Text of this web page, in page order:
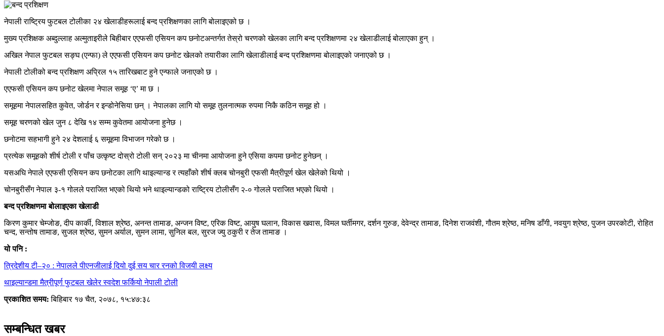
नेपाली राष्ट्रिय फुटबल टोलीका २४ खेलाडीहरूलाई बन्द प्रशिक्षणका लागि बोलाइएको छ ।
मुख्य प्रशिक्षक अब्दुल्लाह अल्मुताइरीले बिहीबार एएफसी एसियन कप छनोटअन्तर्गत तेस्रो चरणको खेलका लागि बन्द प्रशिक्षणमा २४ खेलाडीलाई बोलाएका हुन् ।
अखिल नेपाल फुटबल सङ्घ (एन्फा) ले एएफसी एसियन कप छनोट खेलको तयारीका लागि खेलाडीलाई बन्द प्रशिक्षणमा बोलाइएको जनाएको छ ।
नेपाली टोलीको बन्द प्रशिक्षण अप्रिल १५ तारिखबाट हुने एन्फाले जनाएको छ ।
एएफसी एसियन कप छनोट खेलमा नेपाल समूह ‘ए’ मा छ ।
समूहमा नेपालसहित कुवेत, जोर्डन र इन्डोनेसिया छन् । नेपालका लागि यो समूह तुलनात्मक रुपमा निकै कठिन समूह हो ।
समूह चरणको खेल जुन ८ देखि १४ सम्म कुवेतमा आयोजना हुनेछ ।
छनोटमा सहभागी हुने २४ देशलाई ६ समूहमा विभाजन गरेको छ ।
प्रत्येक समूहको शीर्ष टोली र पाँच उत्कृष्ट दोस्रो टोली सन् २०२३ मा चीनमा आयोजना हुने एसिया कपमा छनोट हुनेछन् ।
यसअघि नेपाले एएफसी एसियन कप छनोटका लागि थाइल्यान्ड र त्यहाँको शीर्ष क्लब चोनबुरी एफसी मैत्रीपूर्ण खेल खेलेको थियो ।
चोनबुरीसँग नेपाल ३-१ गोलले पराजित भएको थियो भने थाइल्यान्डको राष्ट्रिय टोलीसँग २-० गोलले पराजित भएको थियो ।
बन्द प्रशिक्षणमा बोलाइएका खेलाडी
किरण कुमार चेम्जोङ, दीप कार्की, विशाल श्रेष्ठ, अनन्त तामाङ, अन्जन विष्ट, एरिक विष्ट, आयुष घलान, विकास खवास, विमल घर्तीमगर, दर्शन गुरुङ, देवेन्द्र तामाङ, दिनेश राजवंशी, गौतम श्रेष्ठ, मनिष डाँगी, नवयुग श्रेष्ठ, पुजन उपरकोटी, रोहित
चन्द, सन्तोष तामाङ, सुजल श्रेष्ठ, सुमन अर्याल, सुमन लामा, सुनिल बल, सुरज ज्यु ठकुरी र तेज तामाङ ।
यो पनि :
त्रिदेशीय टी–२० : नेपालले पीएनजीलाई दियो दुई सय चार रनको विजयी लक्ष्य
थाइल्यान्डमा मैत्रीपूर्ण फुटबल खेलेर स्वदेश फर्कियो नेपाली टोली
प्रकाशित समय: बिहिबार १७ चैत, २०७८, १५:४७:३८
सम्बन्धित खबर